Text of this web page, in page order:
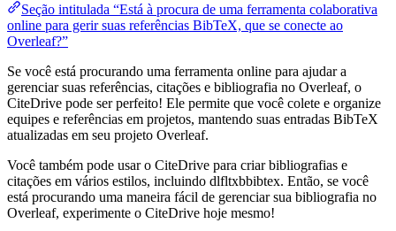
Seção intitulada “Está à procura de uma ferramenta colaborativa
online para gerir suas referências BibTeX, que se conecte ao
Overleaf?”
Se você está procurando uma ferramenta online para ajudar a
gerenciar suas referências, citações e bibliografia no Overleaf, o
CiteDrive pode ser perfeito! Ele permite que você colete e organize
equipes e referências em projetos, mantendo suas entradas BibTeX
atualizadas em seu projeto Overleaf.
Você também pode usar o CiteDrive para criar bibliografias e
citações em vários estilos, incluindo dlfltxbbibtex. Então, se você
está procurando uma maneira fácil de gerenciar sua bibliografia no
Overleaf, experimente o CiteDrive hoje mesmo!